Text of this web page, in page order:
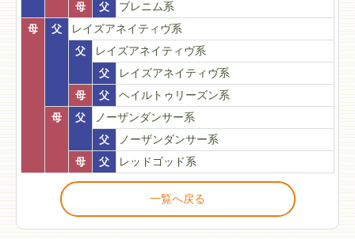
母
父
ブレニム系
母
父
レイズアネイティヴ系
父
レイズアネイティヴ系
父
レイズアネイティヴ系
母
父
ヘイルトゥリーズン系
母
父
ノーザンダンサー系
父
ノーザンダンサー系
母
父 レッドゴッド系
一覧へ戻る